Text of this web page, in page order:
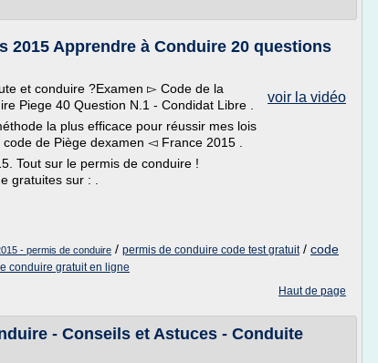
2015 Apprendre à Conduire 20 questions
voir la vidéo
et conduire ?Examen ▻ Code de la
Piege 40 Question N.1 - Condidat Libre .
la plus efficace pour réussir mes lois
de Piège dexamen ◅ France 2015 .
Tout sur le permis de conduire !
gratuites sur : .
- permis de conduire / permis de conduire code test gratuit/ code
conduire gratuit en ligne
Haut de page
- Conseils et Astuces - Conduite